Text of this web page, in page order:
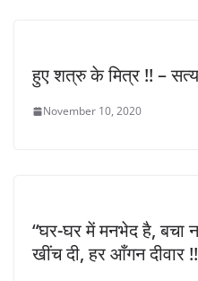
हुए शत्रु के मित्र !! –
November 10, 2020
“घर-घर में मनभेद है, बचा
खींच दी, हर आँगन दीवार